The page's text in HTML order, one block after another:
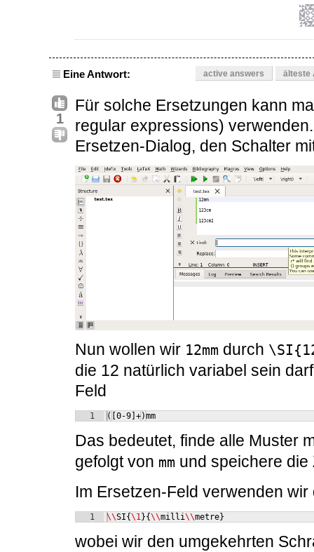
Eine Antwort: active answers älteste
1
Für solche Ersetzungen kann
regular expressions)
Ersetzen-Dialog, den Schalter
Nun wollen wir 12mm durch
die 12 natürlich variabel sein
Feld
1 ([0-9]+)mm
Das bedeutet, finde alle Muster
gefolgt von mm und speichere
Im Ersetzen-Feld verwenden wir
1 \\SI{\1}{\\milli\\metre}
wobei wir den umgekehrten